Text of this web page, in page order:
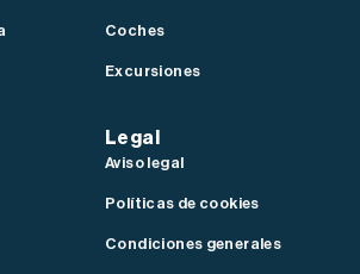
Coches
Excursiones
Legal
Aviso legal
Políticas de cookies
Condiciones generales